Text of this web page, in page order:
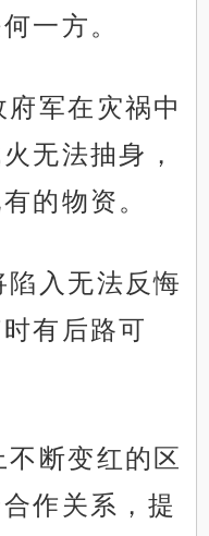
一方。
军在灾祸中
无法抽身，
的物资。
入无法反悔
有后路可
断变红的区
作关系，提